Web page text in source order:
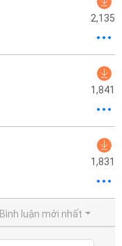
2,135
1,841
1,831
Bình luận mới nhất